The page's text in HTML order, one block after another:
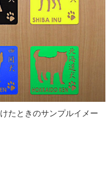
たときのサンプルイメー